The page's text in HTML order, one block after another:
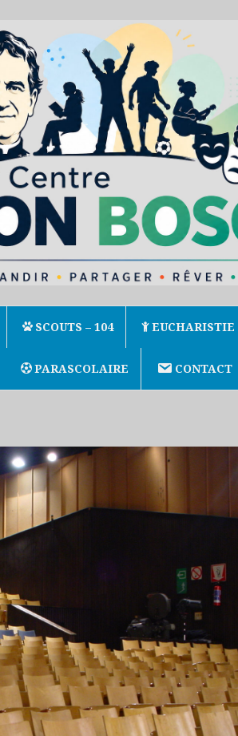
SCOUTS – 104 EUCHARISTIE
PARASCOLAIRE CONTACT